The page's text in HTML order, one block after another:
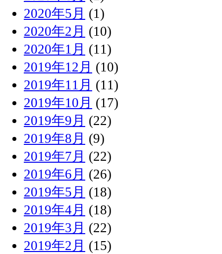
2020年5月 (1)
2020年2月 (10)
2020年1月 (11)
2019年12月 (10)
2019年11月 (11)
2019年10月 (17)
2019年9月 (22)
2019年8月 (9)
2019年7月 (22)
2019年6月 (26)
2019年5月 (18)
2019年4月 (18)
2019年3月 (22)
2019年2月 (15)